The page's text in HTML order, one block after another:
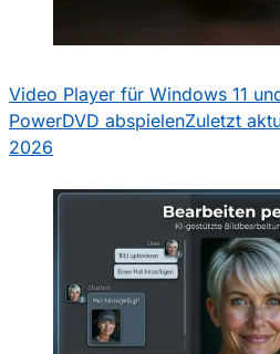
Video Player für Windows 11
PowerDVD abspielenZuletzt
2026